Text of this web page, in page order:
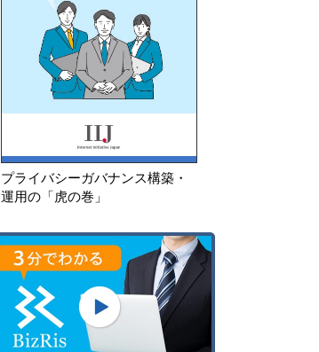
プライバシーガバナンス構築・
運用の「虎の巻」